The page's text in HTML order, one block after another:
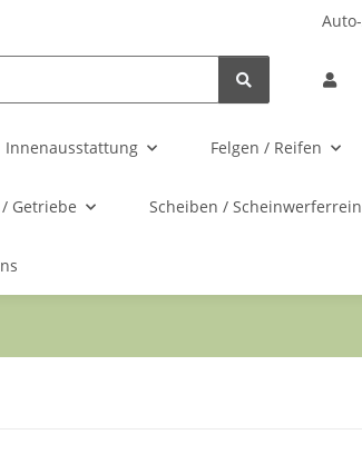
Innenausstattung Felgen / Reifen
Getriebe Scheiben /